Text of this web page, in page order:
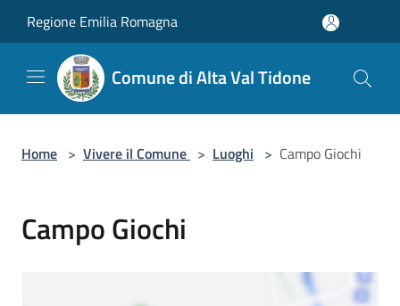
Regione Emilia Romagna
Comune di Alta Val Tidone
Home > Vivere il Comune > Luoghi > Campo Giochi
Campo Giochi